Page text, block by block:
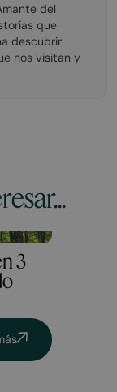
del
que
descubrir
nos visitan y
3